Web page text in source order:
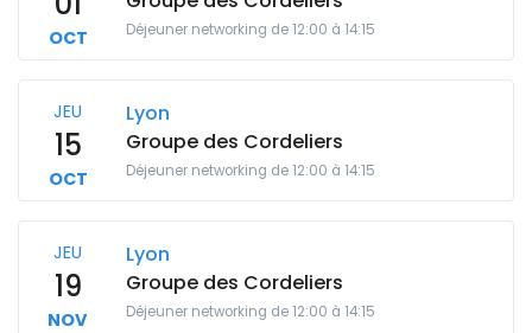
OCT Déjeuner networking de 12:00 à 14:15
JEU
15
OCT
Lyon
Groupe des Cordeliers
Déjeuner networking de 12:00 à 14:15
JEU
19
NOV
Lyon
Groupe des Cordeliers
Déjeuner networking de 12:00 à 14:15